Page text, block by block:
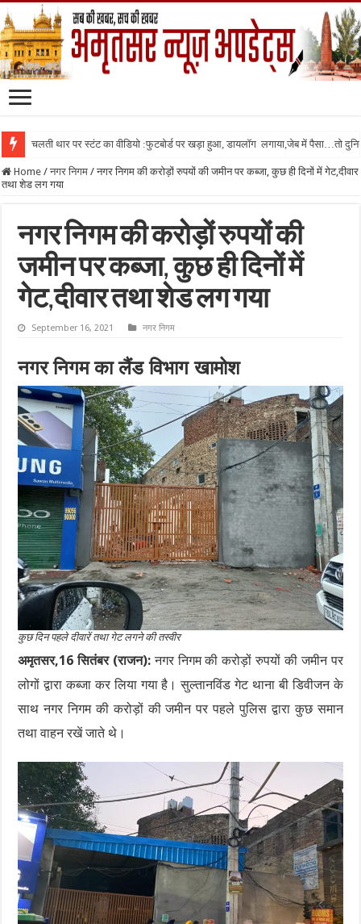
चलती थार पर स्टंट का वीडियो :फुटबोर्ड पर खड़ा हुआ, डायलॉग लगाया,जेब में पैसा…तो
Home / नगर निगम / नगर निगम की करोड़ों रुपयों की जमीन पर कब्जा, कुछ ही दिनों में गेट,दीवार
तथा शेड लग गया
नगर निगम की करोड़ों रुपयों की
जमीन पर कब्जा, कुछ ही दिनों में
गेट,दीवार तथा शेड लग गया
September 16, 2021 नगर निगम
नगर निगम का लैंड विभाग खामोश
कुछ दिन पहले दीवारें तथा गेट लगने की तस्वीर
अमृतसर,16 सितंबर (राजन):नगर निगम की करोड़ों रुपयों की जमीन पर
लोगों द्वारा कब्जा कर लिया गया है। सुल्तानविंड गेट थाना बी डिवीजन के
साथ नगर निगम की करोड़ों की जमीन पर पहले पुलिस द्वारा कुछ समान
तथा वाहन रखें जाते थे।